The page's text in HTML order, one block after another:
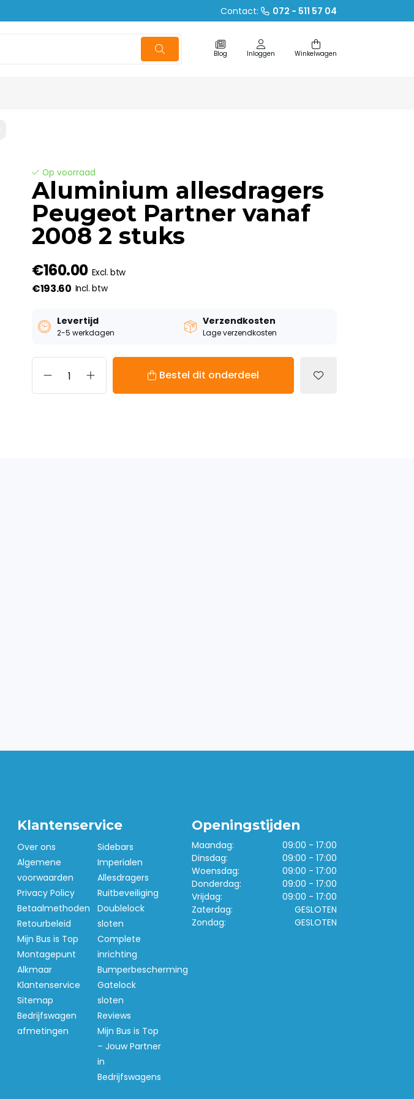
Contact: 072 - 511 57 04
Blog Inloggen Winkelwagen
Op voorraad
Aluminium allesdragers
Peugeot Partner vanaf
2008 2 stuks
€160.00 Excl. btw
€193.60 Incl. btw
Levertijd
2-5 werkdagen
Verzendkosten
Lage verzendkosten
Bestel dit onderdeel
Klantenservice
Over ons
Algemene
voorwaarden
Privacy Policy
Betaalmethoden
Retourbeleid
Mijn Bus is Top
Montagepunt
Alkmaar
Klantenservice
Sitemap
Bedrijfswagen
afmetingen
Sidebars
Imperialen
Allesdragers
Ruitbeveiliging
Doublelock
sloten
Complete
inrichting
Bumperbescherming
Gatelock
sloten
Reviews
Mijn Bus is Top
– Jouw Partner
in
Bedrijfswagens
Openingstijden
Maandag:
09:00 - 17:00
Dinsdag:
09:00 - 17:00
Woensdag:
09:00 - 17:00
Donderdag:
09:00 - 17:00
Vrijdag:
09:00 - 17:00
Zaterdag:
GESLOTEN
Zondag:
GESLOTEN